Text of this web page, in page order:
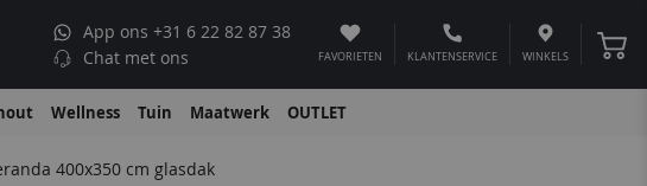
App ons +31 6 22 82 87 38
Chat met ons FAVORIETEN KLANTENSERVICE WINKELS
Wellness Tuin Maatwerk OUTLET
400x350 cm glasdak